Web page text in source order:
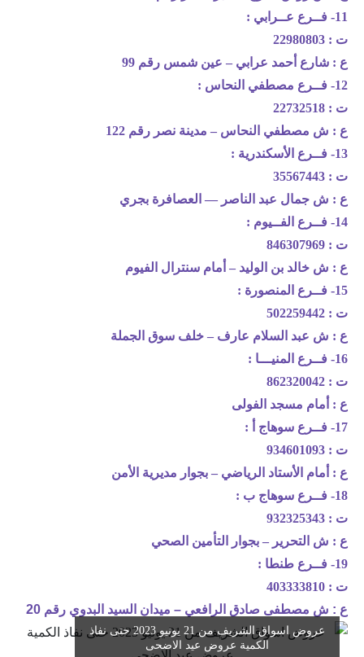
11- فــرع عــرابي :
ت : 22980803
ع : شارع أحمد عرابي – عين شمس رقم 99
12- فــرع مصطفي النحاس :
ت : 22732518
ع : ش مصطفي النحاس – مدينة نصر رقم 122
13- فــرع الأسكندرية :
ت : 35567443
ع : ش جمال عبد الناصر — العصافرة بجري
14- فــرع الفــيوم :
ت : 846307969
ع : ش خالد بن الوليد – أمام سنترال الفيوم
15- فــرع المنصورة :
ت : 502259442
ع : ش عبد السلام عارف – خلف سوق الجملة
16- فــرع المنيـــا :
ت : 862320042
ع : أمام مسجد الفولى
17- فــرع سوهاج أ :
ت : 934601093
ع : أمام الأستاد الرياضي – بجوار مديرية الأمن
18- فــرع سوهاج ب :
ت : 932325343
ع : ش التحرير – بجوار التأمين الصحي
19- فــرع طنطا :
ت : 403333810
ع : ش مصطفى صادق الرافعي – ميدان السيد البدوي رقم 20
عروض اسواق الشريف من 21 يونيو 2023 حتى نفاذ
الكمية عروض عيد الاضحى